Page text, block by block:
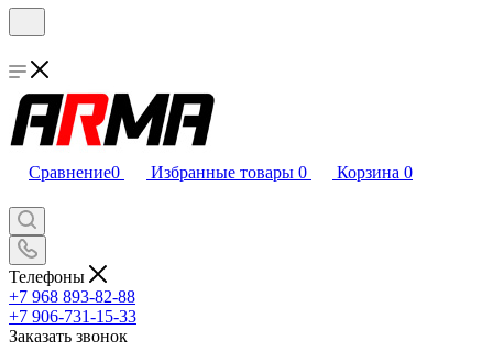
Сравнение0 Избранные товары 0 Корзина 0
Телефоны
+7 968 893-82-88
+7 906-731-15-33
Заказать звонок